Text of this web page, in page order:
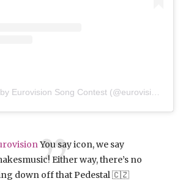
You say icon, we say
Either way, there’s no
down off that Pedestal 🇨🇿